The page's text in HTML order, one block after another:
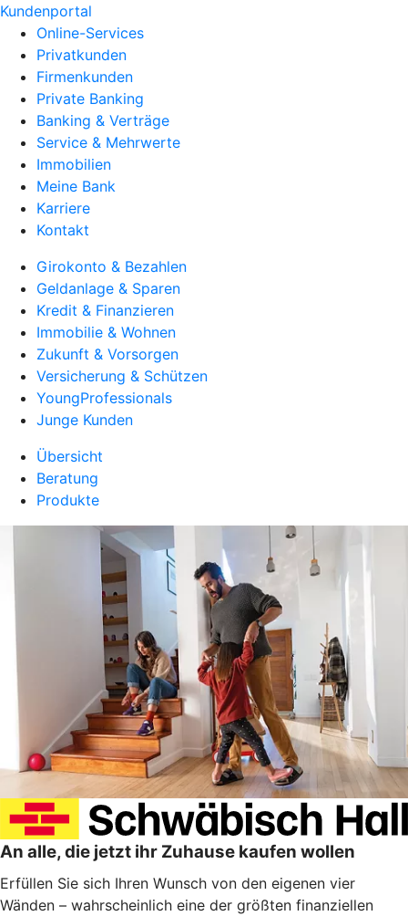
Kundenportal
Online-Services
Privatkunden
Firmenkunden
Private Banking
Banking & Verträge
Service & Mehrwerte
Immobilien
Meine Bank
Karriere
Kontakt
Girokonto & Bezahlen
Geldanlage & Sparen
Kredit & Finanzieren
Immobilie & Wohnen
Zukunft & Vorsorgen
Versicherung & Schützen
YoungProfessionals
Junge Kunden
Übersicht
Beratung
Produkte
An alle, die jetzt ihr Zuhause kaufen wollen
Erfüllen Sie sich Ihren Wunsch von den eigenen vier
Wänden – wahrscheinlich eine der größten finanziellen